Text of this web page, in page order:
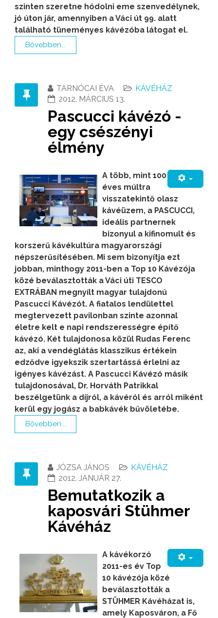
szinten szeretne hódolni eme szenvedélynek,
jó úton jár, amennyiben a Váci út 99. alatt
található tüneményes kávézóba látogat el.
Bővebben...
TARNÓCAI ÉVA
KÁVÉHÁZ
2012. MÁRCIUS 13.
Pascucci kávézó -
egy csészényi
élmény
A több, mint 100
éves múltra
visszatekintő olasz
kávéüzem, a PASCUCCI,
ideális partnernek
bizonyul a kifinomult és
korszerű kávékultúra magyarországi
népszerűsítésében. Mi sem bizonyítja ezt
jobban, minthogy 2011-ben a Top 10 Kávézója
közé beválasztották a Váci úti TESCO
EXTRÁBAN megnyílt magyar tulajdonú
Pascucci Kávézót. A fiatalos lendülettel
megtervezett pavilonban szinte azonnal
életre kelt e napi rendszerességre építő
kávézó. Két tulajdonosa közül Rudas Ferenc
az, aki a vendéglátás klasszikus értékein
edződve igyekszik szertartássá érlelni az
igényes kávézást. A Pascucci Kávézó másik
tulajdonosával, Dr. Horváth Patrikkal
beszélgetünk a díjról, a kávéról és arról miként
kerül egy jogász a babkávék bűvöletébe.
Bővebben...
JÓZSA JÁNOS
KÁVÉHÁZ
2012. JANUÁR 27.
Bemutatkozik a
kaposvári Stühmer
Kávéház
A kávékorzó
2011-es év Top
10 kávézója közé
beválasztották a
STÜHMER Kávéházat is,
amely Kaposváron, a Fő